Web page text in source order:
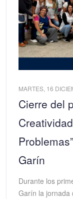
MARTES, 16
Cierre del
Garín
Durante los
Garín la jornada